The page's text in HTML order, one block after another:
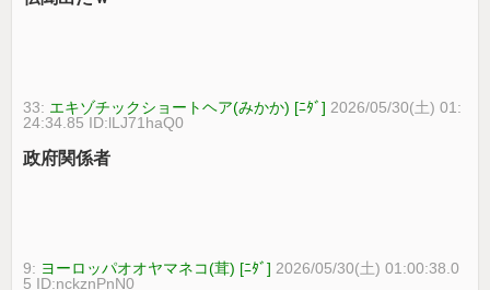
33: エキゾチックショートヘア(みかか) [ﾆﾀﾞ] 2026/05/30(土) 01:
24:34.85 ID:lLJ71haQ0
政府関係者
9: ヨーロッパオオヤマネコ(茸) [ﾆﾀﾞ] 2026/05/30(土) 01:00:38.0
5 ID:nckznPnN0